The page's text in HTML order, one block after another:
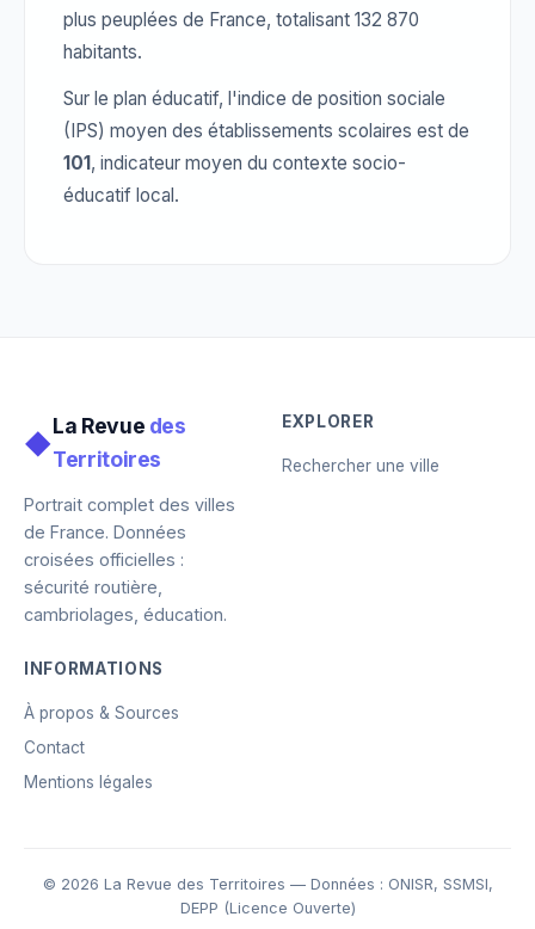
plus peuplées de France, totalisant 132 870
habitants.
Sur le plan éducatif, l'indice de position sociale
(IPS) moyen des établissements scolaires est de
101, indicateur moyen du contexte socio-
éducatif local.
◆
La Revue des
Territoires
Portrait complet des villes
de France. Données
croisées officielles :
sécurité routière,
cambriolages, éducation.
EXPLORER
Rechercher une ville
INFORMATIONS
À propos & Sources
Contact
Mentions légales
© 2026 La Revue des Territoires — Données : ONISR, SSMSI,
DEPP (Licence Ouverte)